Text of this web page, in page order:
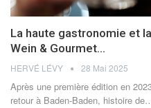
La haute gastronomie et
Wein & Gourmet…
HERVÉ LÉVY 28 Mai 2025
Après une première édition en
retour à Baden-Baden, histoire de